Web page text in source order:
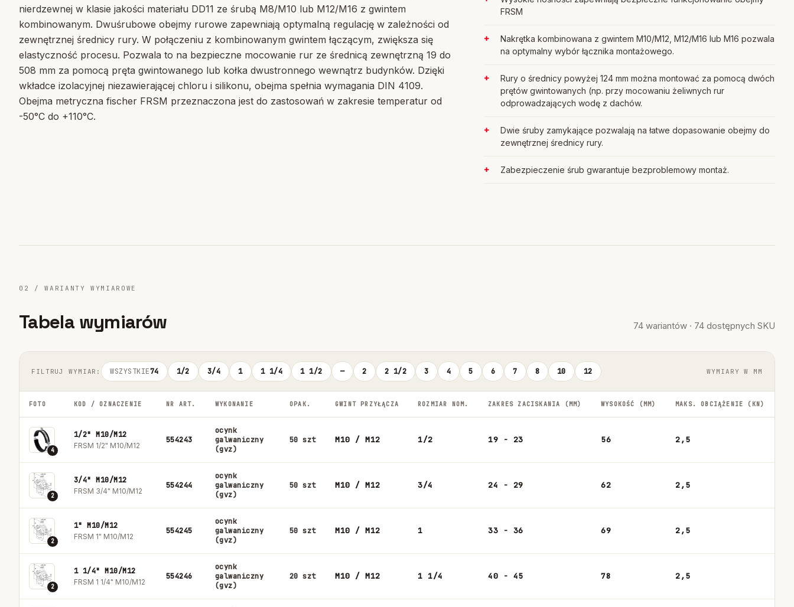
nierdzewnej w klasie jakości materiału DD11 ze śrubą M8/M10 lub M12/M16 z gwintem
kombinowanym. Dwuśrubowe obejmy rurowe zapewniają optymalną regulację w zależności od
zewnętrznej średnicy rury. W połączeniu z kombinowanym gwintem łączącym, zwiększa się
elastyczność procesu. Pozwala to na bezpieczne mocowanie rur ze średnicą zewnętrzną 19 do
508 mm za pomocą pręta gwintowanego lub kołka dwustronnego wewnątrz budynków. Dzięki
wkładce izolacyjnej niezawierającej chloru i silikonu, obejma spełnia wymagania DIN 4109.
Obejma metryczna fischer FRSM przeznaczona jest do zastosowań w zakresie temperatur od
-50°C do +110°C.
FRSM
Nakrętka kombinowana z gwintem M10/M12, M12/M16 lub M16 pozwala
na optymalny wybór łącznika montażowego.
Rury o średnicy powyżej 124 mm można montować za pomocą dwóch
prętów gwintowanych (np. przy mocowaniu żeliwnych rur
odprowadzających wodę z dachów.
Dwie śruby zamykające pozwalają na łatwe dopasowanie obejmy do
zewnętrznej średnicy rury.
Zabezpieczenie śrub gwarantuje bezproblemowy montaż.
02 / WARIANTY WYMIAROWE
Tabela wymiarów 74 wariantów · 74 dostępnych SKU
FILTRUJ WYMIAR: WSZYSTKIE74 1/2 3/4 1 1 1/4 1 1/2 — 2 2 1/2 3 4 5 6 7 8 10 12 WYMIARY W MM
FOTO KOD / OZNACZENIE NR ART. WYKONANIE OPAK. GWINT PRZYŁĄCZA ROZMIAR NOM. ZAKRES ZACISKANIA (MM) WYSOKOŚĆ (MM) MAKS. OBCIĄŻENIE (KN)
4
1/2" M10/M12
FRSM 1/2" M10/M12
554243
ocynk
galwaniczny
(gvz)
50 szt M10 / M12 1/2 19 - 23 56 2,5
2
3/4" M10/M12
FRSM 3/4" M10/M12
554244
ocynk
galwaniczny
(gvz)
50 szt M10 / M12 3/4 24 - 29 62 2,5
2
1" M10/M12
FRSM 1" M10/M12
554245
ocynk
galwaniczny
(gvz)
50 szt M10 / M12 1 33 - 36 69 2,5
2
1 1/4" M10/M12
FRSM 1 1/4" M10/M12
554246
ocynk
galwaniczny
(gvz)
20 szt M10 / M12 1 1/4 40 - 45 78 2,5